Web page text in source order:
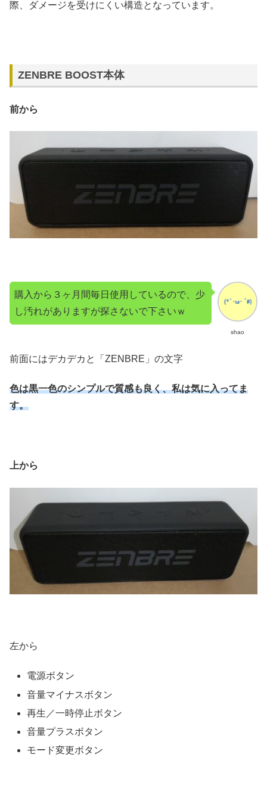
際、ダメージを受けにくい構造となっています。
ZENBRE BOOST本体
前から
shao
購入から３ヶ月間毎日使用しているので、少
し汚れがありますが探さないで下さいｗ
前面にはデカデカと「ZENBRE」の文字
色は黒一色のシンプルで質感も良く、私は気に入ってま
す。
上から
左から
電源ボタン
音量マイナスボタン
再生／一時停止ボタン
音量プラスボタン
モード変更ボタン